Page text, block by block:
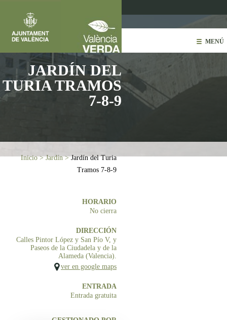
MENÚ
JARDÍN DEL
TURIA TRAMOS
7-8-9
Usted está aquí
Inicio > Jardín > Jardín del Turia
Tramos 7-8-9
HORARIO
No cierra
DIRECCIÓN
Calles Pintor López y San Pío V, y
Paseos de la Ciudadela y de la
Alameda (Valencia).
ver en google maps
ENTRADA
Entrada gratuita